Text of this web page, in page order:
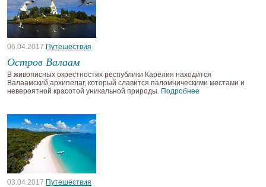
06.04.2017 Путешествия
Остров Валаам
В живописных окрестностях республики Карелия находится
Валаамский архипелаг, который славится паломническими местами и
невероятной красотой уникальной природы. Подробнее
03.04.2017 Путешествия